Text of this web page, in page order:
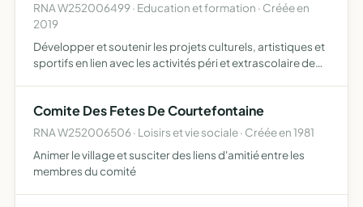
RNA W252006499 · Education et formation · Créée en
2019
Développer et soutenir les projets culturels, artistiques et
sportifs en lien avec les activités péri et extrascolaire de
Comite Des Fetes De Courtefontaine
RNA W252006506 · Loisirs et vie sociale · Créée en 1981
Animer le village et susciter des liens d'amitié entre les
membres du comité